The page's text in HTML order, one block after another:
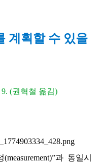
계획할 수 있을
9. (권혁철 옮김)
과 동일시